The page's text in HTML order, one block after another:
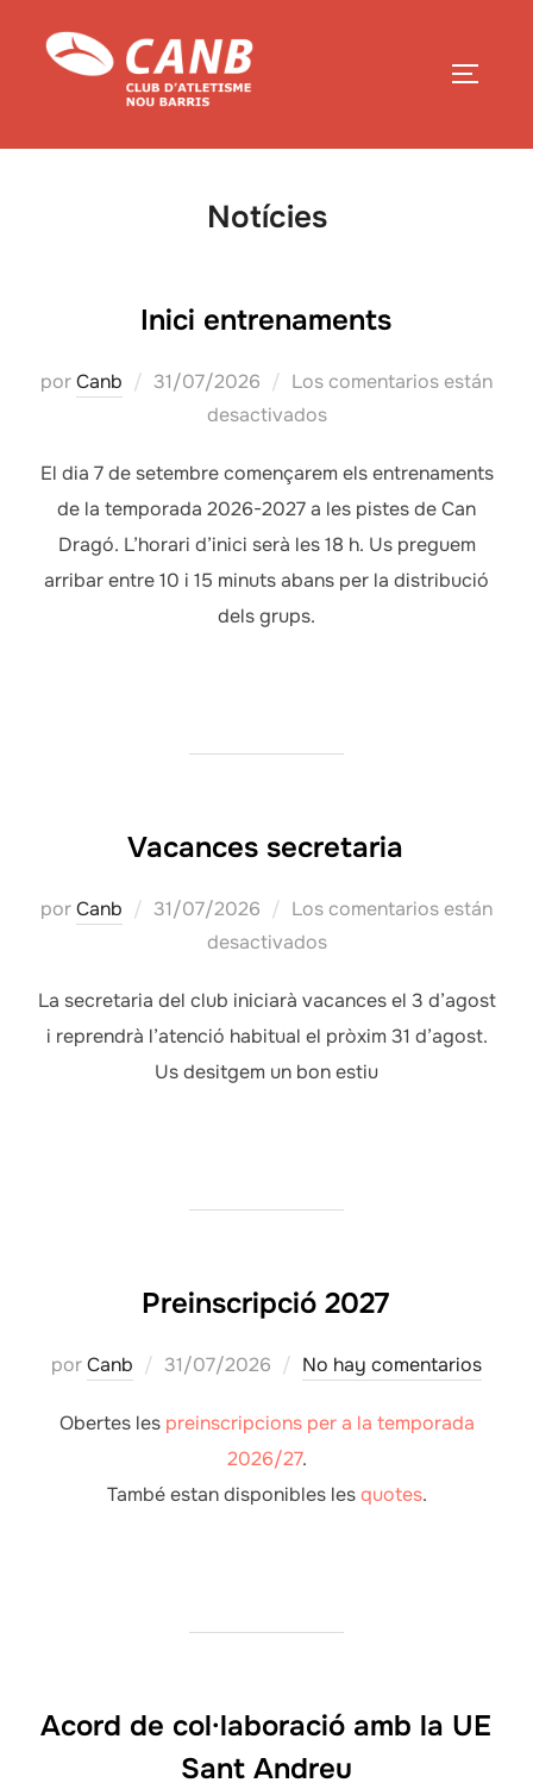
contenido
Notícies
Inici entrenaments
porCanb
Publicado
31/07/2026
Los comentarios están
desactivados
El dia 7 de setembre començarem els entrenaments
de la temporada 2026-2027 a les pistes de Can
Dragó. L’horari d’inici serà les 18 h. Us preguem
arribar entre 10 i 15 minuts abans per la distribució
dels grups.
Vacances secretaria
porCanb
Publicado
31/07/2026
Los comentarios están
desactivados
La secretaria del club iniciarà vacances el 3 d’agost
i reprendrà l’atenció habitual el pròxim 31 d’agost.
Us desitgem un bon estiu
Preinscripció 2027
porCanb
Publicado
31/07/2026 No hay comentarios
Obertes les preinscripcions per a la temporada
2026/27.
També estan disponibles lesquotes.
Acord de col·laboració amb la UE
Sant Andreu